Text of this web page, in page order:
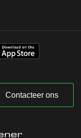
Contacteer ons